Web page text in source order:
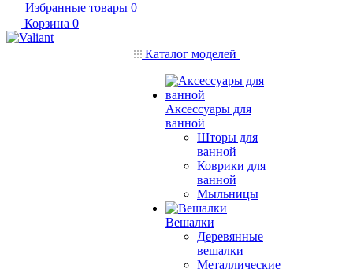
Избранные товары 0
Корзина 0
Каталог моделей
Аксессуары для
ванной
Шторы для
ванной
Коврики для
ванной
Мыльницы
Вешалки
Деревянные
вешалки
Металлические